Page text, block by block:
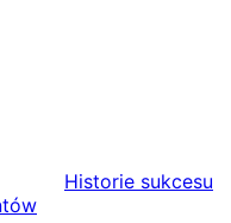
Historie sukcesu